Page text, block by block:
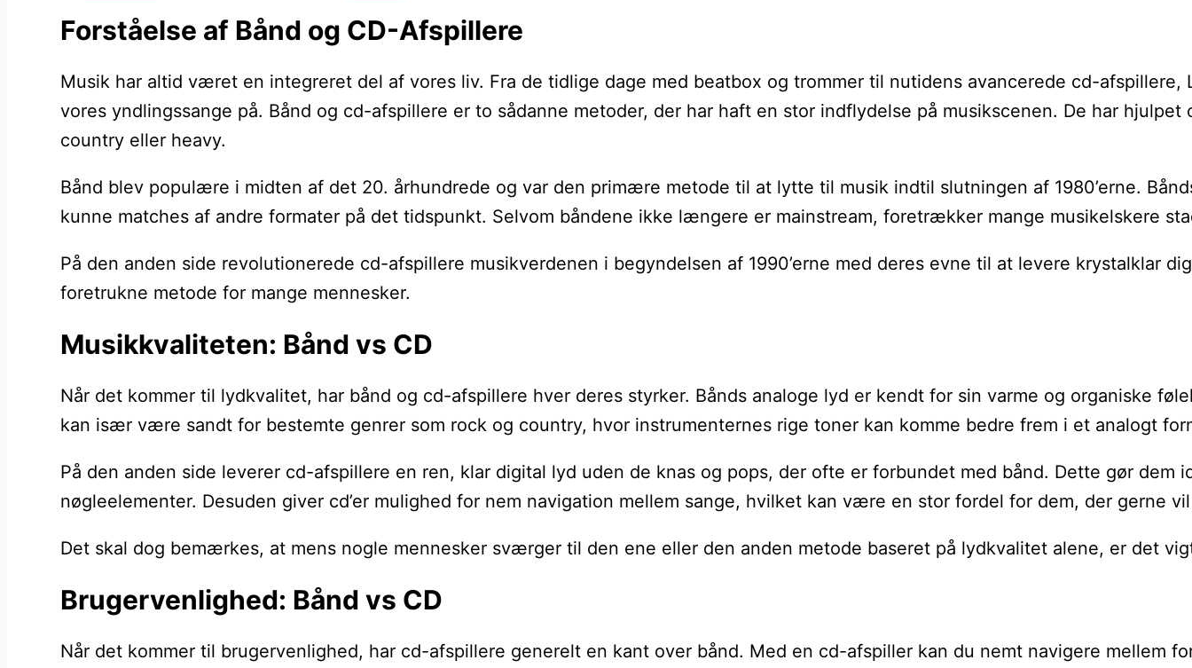
Forståelse af Bånd og CD-Afspillere
Musik har altid været en integreret del af vores liv. Fra de tidlige dage med beatbox og trommer til nutidens avancerede cd-
vores yndlingssange på. Bånd og cd-afspillere er to sådanne metoder, der har haft en stor indflydelse på musikscenen. De har
country eller heavy.
Bånd blev populære i midten af det 20. århundrede og var den primære metode til at lytte til musik indtil slutningen af 1980’erne.
kunne matches af andre formater på det tidspunkt. Selvom båndene ikke længere er mainstream, foretrækker mange musikelskere
På den anden side revolutionerede cd-afspillere musikverdenen i begyndelsen af 1990’erne med deres evne til at levere krystalklar
foretrukne metode for mange mennesker.
Musikkvaliteten: Bånd vs CD
Når det kommer til lydkvalitet, har bånd og cd-afspillere hver deres styrker. Bånds analoge lyd er kendt for sin varme og organiske
kan især være sandt for bestemte genrer som rock og country, hvor instrumenternes rige toner kan komme bedre frem i et analogt
På den anden side leverer cd-afspillere en ren, klar digital lyd uden de knas og pops, der ofte er forbundet med bånd. Dette gør
nøgleelementer. Desuden giver cd’er mulighed for nem navigation mellem sange, hvilket kan være en stor fordel for dem, der gerne
Det skal dog bemærkes, at mens nogle mennesker sværger til den ene eller den anden metode baseret på lydkvalitet alene, er det
Brugervenlighed: Bånd vs CD
Når det kommer til brugervenlighed, har cd-afspillere generelt en kant over bånd. Med en cd-afspiller kan du nemt navigere